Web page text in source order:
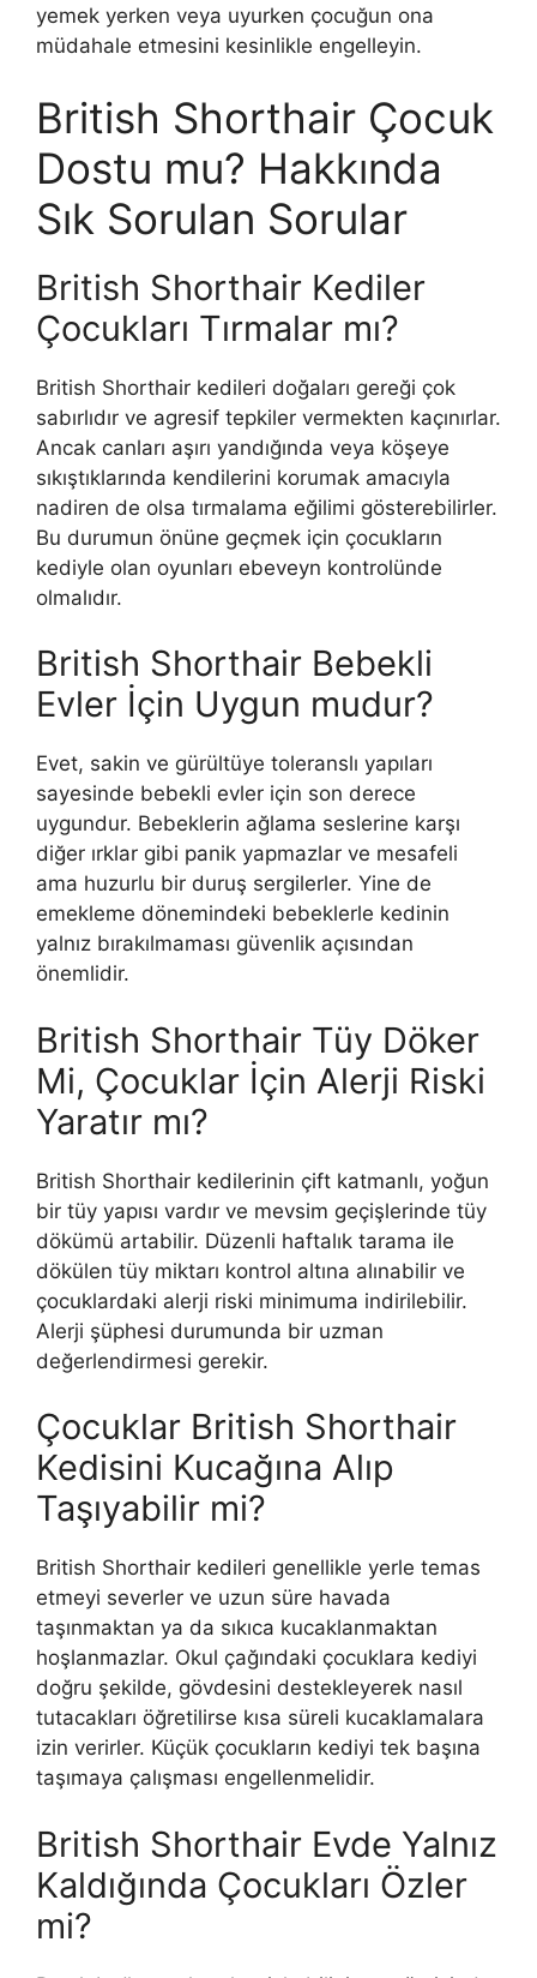
yemek yerken veya uyurken çocuğun ona
müdahale etmesini kesinlikle engelleyin.
British Shorthair Çocuk
Dostu mu? Hakkında
Sık Sorulan Sorular
British Shorthair Kediler
Çocukları Tırmalar mı?
British Shorthair kedileri doğaları gereği çok
sabırlıdır ve agresif tepkiler vermekten kaçınırlar.
Ancak canları aşırı yandığında veya köşeye
sıkıştıklarında kendilerini korumak amacıyla
nadiren de olsa tırmalama eğilimi gösterebilirler.
Bu durumun önüne geçmek için çocukların
kediyle olan oyunları ebeveyn kontrolünde
olmalıdır.
British Shorthair Bebekli
Evler İçin Uygun mudur?
Evet, sakin ve gürültüye toleranslı yapıları
sayesinde bebekli evler için son derece
uygundur. Bebeklerin ağlama seslerine karşı
diğer ırklar gibi panik yapmazlar ve mesafeli
ama huzurlu bir duruş sergilerler. Yine de
emekleme dönemindeki bebeklerle kedinin
yalnız bırakılmaması güvenlik açısından
önemlidir.
British Shorthair Tüy Döker
Mi, Çocuklar İçin Alerji Riski
Yaratır mı?
British Shorthair kedilerinin çift katmanlı, yoğun
bir tüy yapısı vardır ve mevsim geçişlerinde tüy
dökümü artabilir. Düzenli haftalık tarama ile
dökülen tüy miktarı kontrol altına alınabilir ve
çocuklardaki alerji riski minimuma indirilebilir.
Alerji şüphesi durumunda bir uzman
değerlendirmesi gerekir.
Çocuklar British Shorthair
Kedisini Kucağına Alıp
Taşıyabilir mi?
British Shorthair kedileri genellikle yerle temas
etmeyi severler ve uzun süre havada
taşınmaktan ya da sıkıca kucaklanmaktan
hoşlanmazlar. Okul çağındaki çocuklara kediyi
doğru şekilde, gövdesini destekleyerek nasıl
tutacakları öğretilirse kısa süreli kucaklamalara
izin verirler. Küçük çocukların kediyi tek başına
taşımaya çalışması engellenmelidir.
British Shorthair Evde Yalnız
Kaldığında Çocukları Özler
mi?